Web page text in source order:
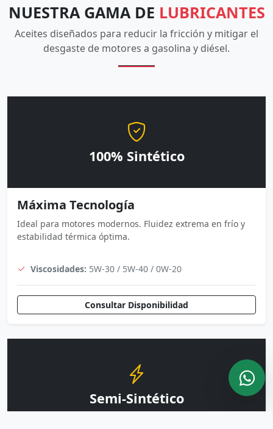
NUESTRA GAMA DE LUBRICANTES
Aceites diseñados para reducir la fricción y mitigar el
desgaste de motores a gasolina y diésel.
100% Sintético
Máxima Tecnología
Ideal para motores modernos. Fluidez extrema en frío y
estabilidad térmica óptima.
Viscosidades: 5W-30 / 5W-40 / 0W-20
Consultar Disponibilidad
Semi-Sintético